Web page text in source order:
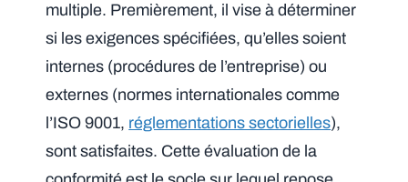
multiple. Premièrement, il vise à déterminer
si les exigences spécifiées, qu’elles soient
internes (procédures de l’entreprise) ou
externes (normes internationales comme
l’ISO 9001, réglementations sectorielles),
sont satisfaites. Cette évaluation de la